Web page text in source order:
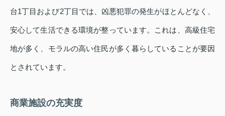
台1丁目および2丁目では、凶悪犯罪の発生がほとんどなく、
安心して生活できる環境が整っています。これは、高級住宅
地が多く、モラルの高い住民が多く暮らしていることが要因
とされています。
商業施設の充実度